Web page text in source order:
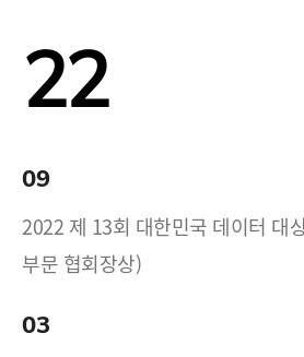
22
09
2022 제 13회 대한민국 데이터 대
부문 협회장상)
03